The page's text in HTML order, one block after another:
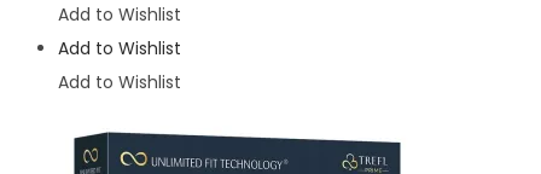
Add to Wishlist
Add to Wishlist
Add to Wishlist